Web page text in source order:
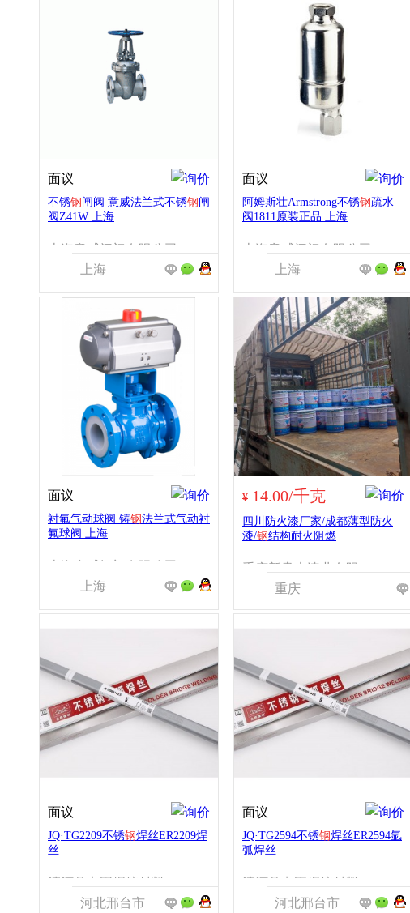
面议
不锈钢闸阀 意威法兰式不锈钢闸
阀Z41W 上海
上海意威阀门有限公司
上海
面议
阿姆斯壮Armstrong不锈钢疏水
阀1811原装正品 上海
上海意威阀门有限公司
上海
面议
衬氟气动球阀 铸钢法兰式气动衬
氟球阀 上海
上海意威阀门有限公司
上海
¥ 14.00/千克
四川防火漆厂家/成都薄型防火
漆/钢结构耐火阻燃
重庆
面议
JQ·TG2209不锈钢焊丝ER2209焊
丝
河北邢台市
面议
JQ·TG2594不锈钢焊丝ER2594氩
弧焊丝
河北邢台市